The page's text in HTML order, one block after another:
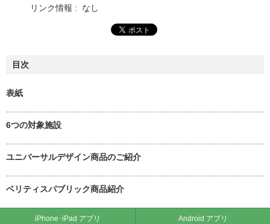
リンク情報 : なし
目次
表紙
6つの対象施設
ユニバーサルデザイン商品のご紹介
ベリティスパブリック商品紹介
iPhone･iPad アプリ Android アプリ